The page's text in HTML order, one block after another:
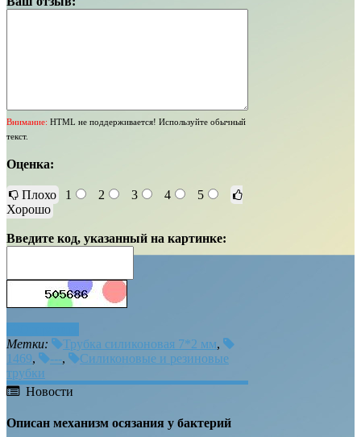
Внимание: HTML не поддерживается! Используйте обычный
текст.
Оценка:
Плохо 1 2 3 4
5
Хорошо
Введите код, указанный на картинке:
Метки:
Трубка силиконовая 7*2 мм,
1469, ---,
Силиконовые и резиновые
трубки
Новости
Описан механизм осязания у бактерий